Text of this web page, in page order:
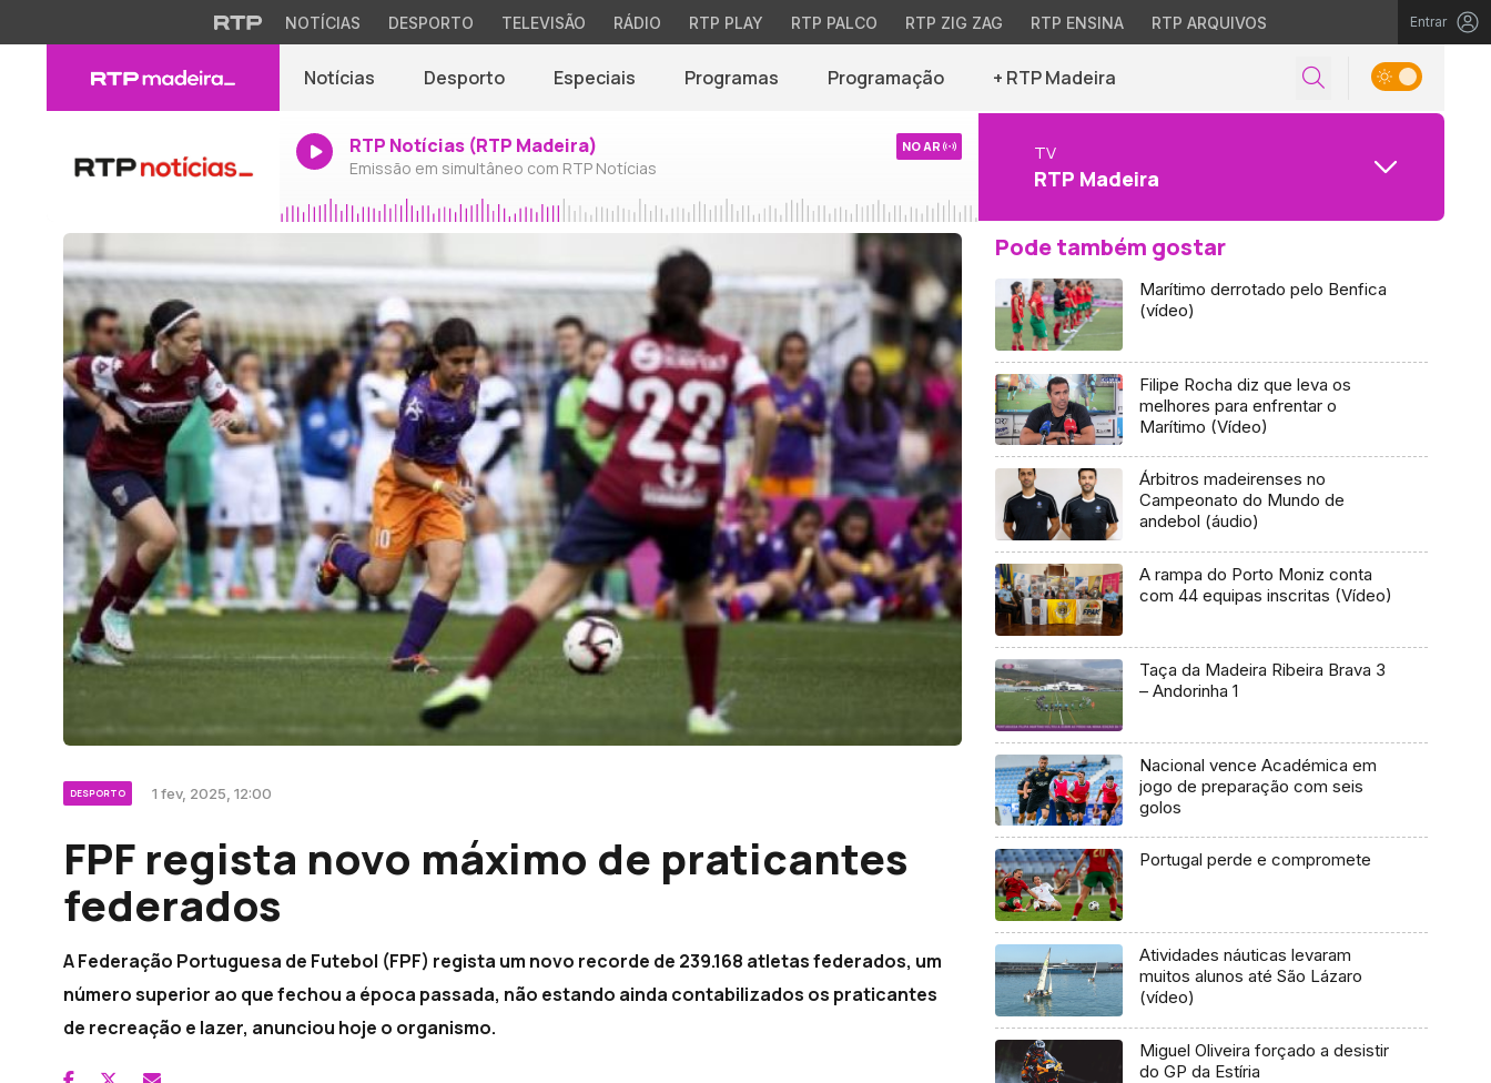
NOTÍCIAS DESPORTO TELEVISÃO RÁDIO RTP PLAY RTP PALCO RTP ZIG ZAG RTP ENSINA RTP ARQUIVOS Entrar
Notícias Desporto Especiais Programas Programação + RTP Madeira
RTP Notícias (RTP Madeira)
Emissão em simultâneo com RTP Notícias
NO AR TV
RTP Madeira
DESPORTO 1 fev, 2025, 12:00
FPF regista novo máximo de praticantes
federados
A Federação Portuguesa de Futebol (FPF) regista um novo recorde de 239.168 atletas federados, um
número superior ao que fechou a época passada, não estando ainda contabilizados os praticantes
de recreação e lazer, anunciou hoje o organismo.
Pode também gostar
Marítimo derrotado pelo Benfica
(vídeo)
Filipe Rocha diz que leva os
melhores para enfrentar o
Marítimo (Vídeo)
Árbitros madeirenses no
Campeonato do Mundo de
andebol (áudio)
A rampa do Porto Moniz conta
com 44 equipas inscritas (Vídeo)
Taça da Madeira Ribeira Brava 3
– Andorinha 1
Nacional vence Académica em
jogo de preparação com seis
golos
Portugal perde e compromete
Atividades náuticas levaram
muitos alunos até São Lázaro
(vídeo)
Miguel Oliveira forçado a desistir
do GP da Estíria